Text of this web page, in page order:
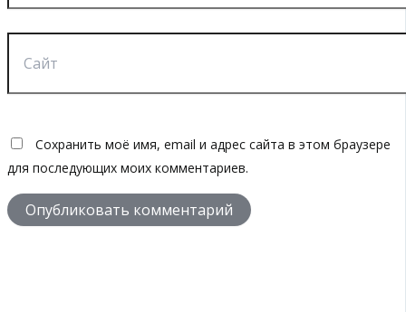
Сохранить моё имя, email и адрес сайта в этом браузере
для последующих моих комментариев.